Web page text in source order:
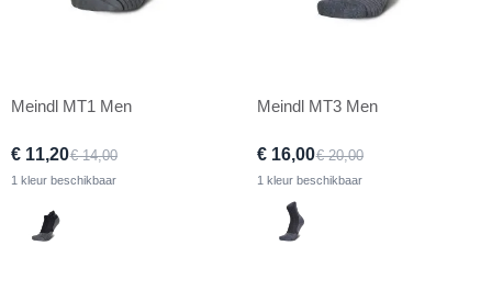
Meindl MT1 Men
€ 11,20€ 14,00
1 kleur beschikbaar
Meindl MT3 Men
€ 16,00€ 20,00
1 kleur beschikbaar